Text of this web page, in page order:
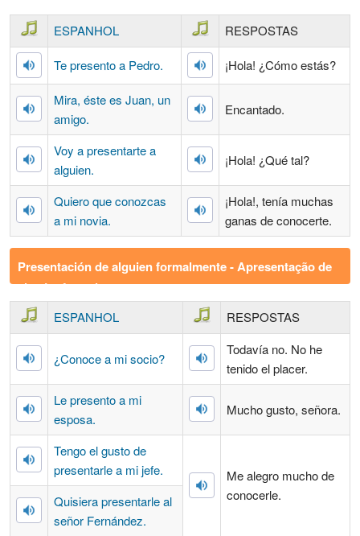
ESPANHOL RESPOSTAS
Te presento a Pedro. ¡Hola! ¿Cómo estás?
Mira, éste es Juan, un
amigo.
Encantado.
Voy a presentarte a
alguien.
¡Hola! ¿Qué tal?
Quiero que conozcas
a mi novia.
¡Hola!, tenía muchas
ganas de conocerte.
Presentación de alguien formalmente - Apresentação de
alguém formalmente
ESPANHOL RESPOSTAS
¿Conoce a mi socio?
Todavía no. No he
tenido el placer.
Le presento a mi
esposa.
Mucho gusto, señora.
Tengo el gusto de
presentarle a mi jefe.
Me alegro mucho de
conocerle.
Quisiera presentarle al
señor Fernández.